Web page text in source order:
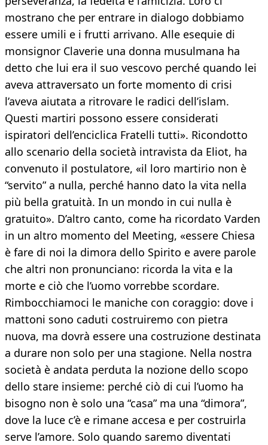
mostrano che per entrare in dialogo dobbiamo
essere umili e i frutti arrivano. Alle esequie di
monsignor Claverie una donna musulmana ha
detto che lui era il suo vescovo perché quando lei
aveva attraversato un forte momento di crisi
l’aveva aiutata a ritrovare le radici dell’islam.
Questi martiri possono essere considerati
ispiratori dell’enciclica Fratelli tutti». Ricondotto
allo scenario della società intravista da Eliot, ha
convenuto il postulatore, «il loro martirio non è
“servito” a nulla, perché hanno dato la vita nella
più bella gratuità. In un mondo in cui nulla è
gratuito». D’altro canto, come ha ricordato Varden
in un altro momento del Meeting, «essere Chiesa
è fare di noi la dimora dello Spirito e avere parole
che altri non pronunciano: ricorda la vita e la
morte e ciò che l’uomo vorrebbe scordare.
Rimbocchiamoci le maniche con coraggio: dove i
mattoni sono caduti costruiremo con pietra
nuova, ma dovrà essere una costruzione destinata
a durare non solo per una stagione. Nella nostra
società è andata perduta la nozione dello scopo
dello stare insieme: perché ciò di cui l’uomo ha
bisogno non è solo una “casa” ma una “dimora”,
dove la luce c’è e rimane accesa e per costruirla
serve l’amore. Solo quando saremo diventati